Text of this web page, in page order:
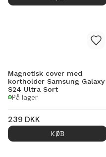
Magnetisk cover med
kortholder Samsung Galaxy
S24 Ultra Sort
På lager
239 DKK
KØB